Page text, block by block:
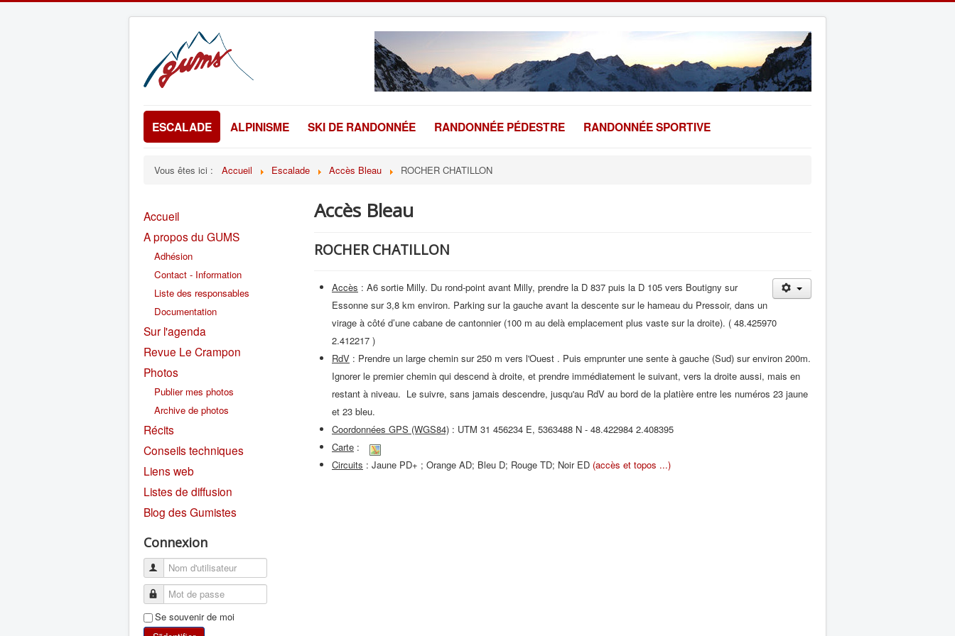
ESCALADE ALPINISME SKI DE RANDONNÉE RANDONNÉE PÉDESTRE RANDONNÉE SPORTIVE
Vous êtes ici : Accueil Escalade Accès Bleau ROCHER CHATILLON
Accueil
A propos du GUMS
Adhésion
Contact - Information
Liste des responsables
Documentation
Sur l'agenda
Revue Le Crampon
Photos
Publier mes photos
Archive de photos
Récits
Conseils techniques
Liens web
Listes de diffusion
Blog des Gumistes
Connexion
Se souvenir de moi
Accès Bleau
ROCHER CHATILLON
Accès : A6 sortie Milly. Du rond-point avant Milly, prendre la D 837 puis la D 105 vers Boutigny sur
Essonne sur 3,8 km environ. Parking sur la gauche avant la descente sur le hameau du Pressoir, dans un
virage à côté d’une cabane de cantonnier (100 m au delà emplacement plus vaste sur la droite). ( 48.425970
2.412217 )
RdV : Prendre un large chemin sur 250 m vers l'Ouest . Puis emprunter une sente à gauche (Sud) sur environ 200m.
Ignorer le premier chemin qui descend à droite, et prendre immédiatement le suivant, vers la droite aussi, mais en
restant à niveau. Le suivre, sans jamais descendre, jusqu'au RdV au bord de la platière entre les numéros 23 jaune
et 23 bleu.
Coordonnées GPS (WGS84) : UTM 31 456234 E, 5363488 N - 48.422984 2.408395
Carte :
Circuits : Jaune PD+ ; Orange AD; Bleu D; Rouge TD; Noir ED (accès et topos ...)